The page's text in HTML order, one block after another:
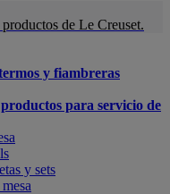
de Le Creuset.
y fiambreras
para servicio de
y sets